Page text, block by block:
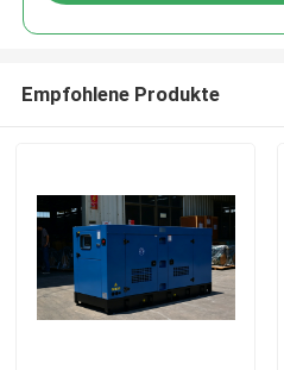
Empfohlene Produkte